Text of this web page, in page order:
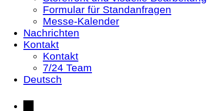
Formular für Standanfragen
Messe-Kalender
Nachrichten
Kontakt
Kontakt
7/24 Team
Deutsch